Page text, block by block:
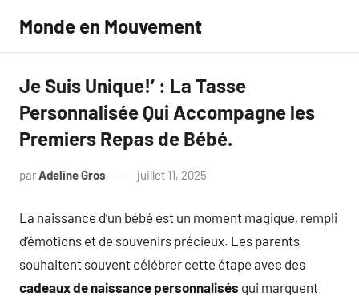
contenu
Monde en Mouvement
Je Suis Unique!’ : La Tasse
Personnalisée Qui Accompagne les
Premiers Repas de Bébé.
parAdeline Gros juillet 11, 2025
La naissance d’un bébé est un moment magique, rempli
d’émotions et de souvenirs précieux. Les parents
souhaitent souvent célébrer cette étape avec des
cadeaux de naissance personnalisés qui marquent